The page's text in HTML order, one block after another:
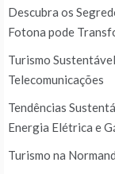
Descubra os
Fotona pode
Turismo
Telecomunicações
Tendências
Energia Elétrica e
Turismo na